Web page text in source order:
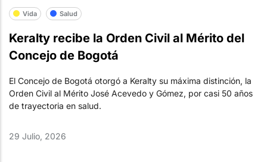
Vida Salud
Keralty recibe la Orden Civil al Mérito del
Concejo de Bogotá
El Concejo de Bogotá otorgó a Keralty su máxima distinción, la
Orden Civil al Mérito José Acevedo y Gómez, por casi 50 años
de trayectoria en salud.
29 Julio, 2026